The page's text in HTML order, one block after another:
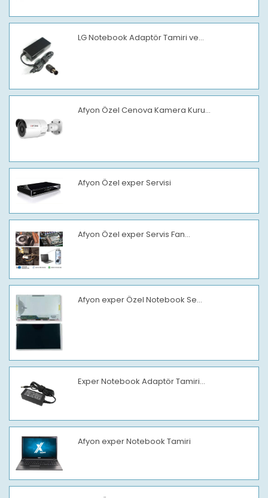
LG Notebook Adaptör Tamiri ve...
Afyon Özel Cenova Kamera Kuru...
Afyon Özel exper Servisi
Afyon Özel exper Servis Fan...
Afyon exper Özel Notebook Se...
Exper Notebook Adaptör Tamiri...
Afyon exper Notebook Tamiri